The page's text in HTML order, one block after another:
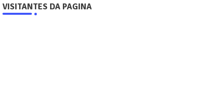
VISITANTES DA PAGINA